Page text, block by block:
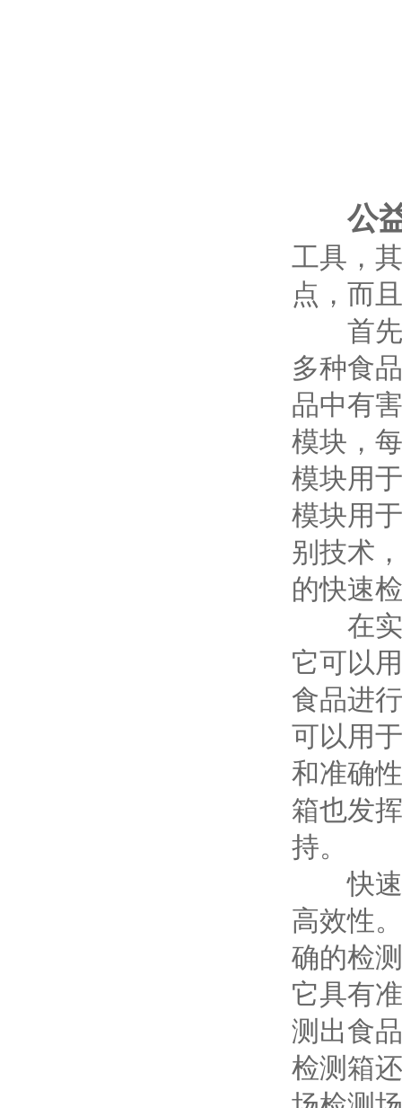
公
工具，
点，而
首先
多种食
品中有
模块，
模块用
模块用
别技术
的快速
在实
它可以
食品进
可以用
和准确
箱也发
持。
快速
高效性
确的检
它具有
测出食
检测箱